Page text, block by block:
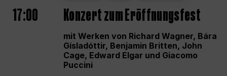
17:00 Konzert zum Eröffnungsfest
mit Werken von Richard Wagner, Bára
Gísladóttir, Benjamin Britten, John
Cage, Edward Elgar und Giacomo
Puccini